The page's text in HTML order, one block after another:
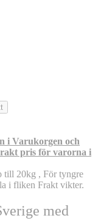
i Varukorgen och
pris för varorna i
till 20kg , För tyngre
i fliken Frakt vikter.
med